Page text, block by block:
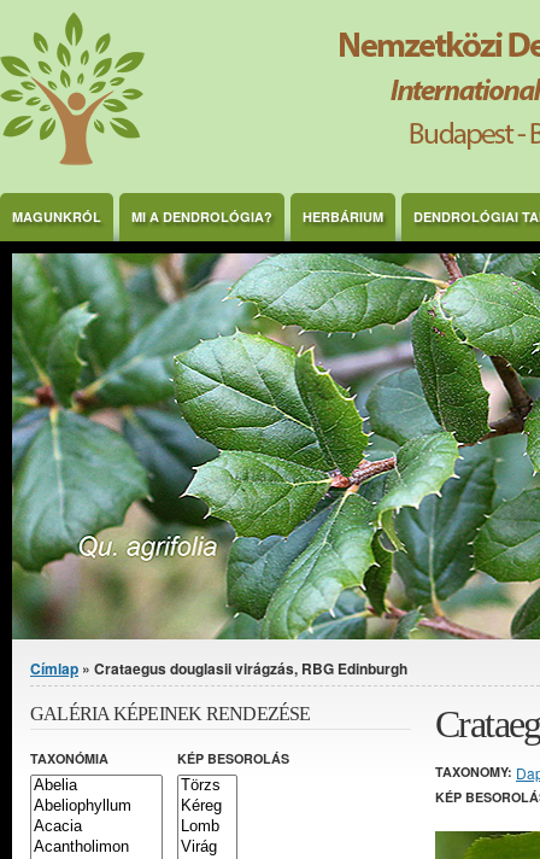
Ugrás a tartalomra
MAGUNKRÓL MI A DENDROLÓGIA? HERBÁRIUM DENDROLÓGIAI
Jelenlegi hely
Címlap » Crataegus douglasii virágzás, RBG Edinburgh
TAXONOMY:
KÉP
GALÉRIA KÉPEINEK RENDEZÉSE
TAXONÓMIA KÉP BESOROLÁS